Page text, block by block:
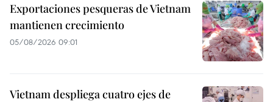
Exportaciones pesqueras de Vietnam
mantienen crecimiento
05/08/2026 09:01
Vietnam despliega cuatro ejes de